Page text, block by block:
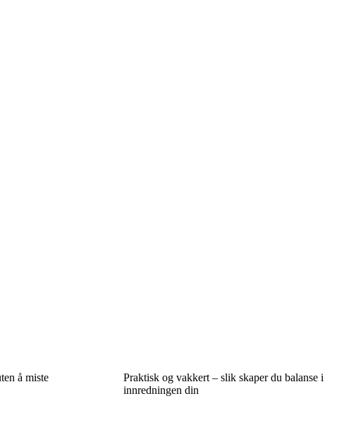
å miste
Praktisk og vakkert – slik skaper du balanse i
innredningen din